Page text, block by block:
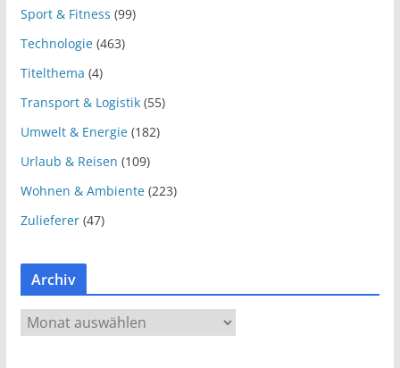
Sport & Fitness (99)
Technologie(463)
Titelthema (4)
Transport & Logistik(55)
Umwelt & Energie(182)
Urlaub & Reisen (109)
Wohnen & Ambiente(223)
Zulieferer(47)
Archiv